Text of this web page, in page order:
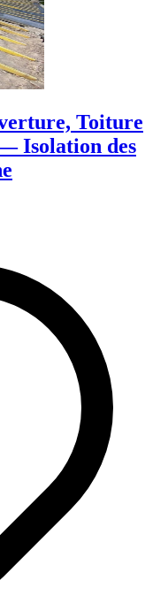
Toiture
Isolation des